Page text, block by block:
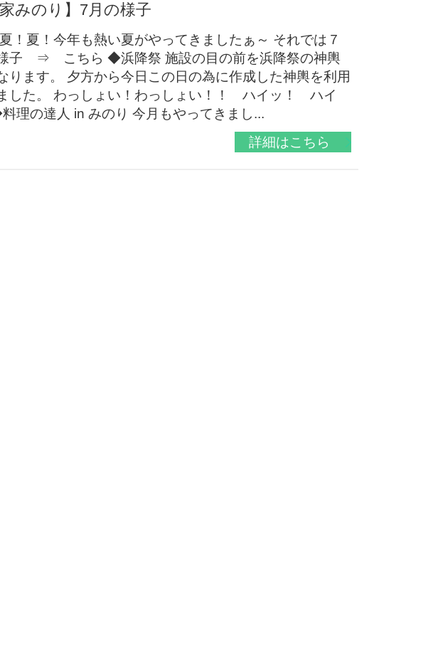
みのり】7月の様子
！夏！今年も熱い夏がやってきましたぁ～ それでは７
様子 ⇒ こちら ◆浜降祭 施設の目の前を浜降祭の神輿
ります。 夕方から今日この日の為に作成した神輿を利用
した。 わっしょい！わっしょい！！ ハイッ！ ハイ
理の達人 in みのり 今月もやってきまし...
詳細はこちら